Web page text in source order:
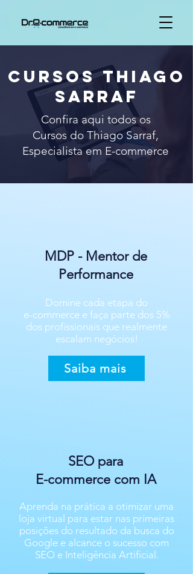
Cursos Thiago
Sarraf
Confira aqui todos os
Cursos do Thiago Sarraf,
Especialista em E-commerce
MDP - Mentor de
Performance
Domine cada etapa do
e-commerce e faça parte dos 5%
dos profissionais que realmente
escalam negócios!
Saiba mais
SEO para
E-commerce com IA
Aprenda na prática a otimizar uma
loja virtual para estar nas primeiras
posições do resultado da busca do
Google e alcance o sucesso com
SEO e Inteligência Artificial.